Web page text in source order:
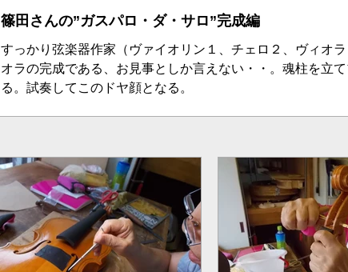
篠田さんの”ガスパロ・ダ・サロ”完成編
すっかり弦楽器作家（ヴァイオリン１、チェロ２、ヴィオ
オラの完成である、お見事としか言えない・・。魂柱を立
る。試奏してこのドヤ顔となる。